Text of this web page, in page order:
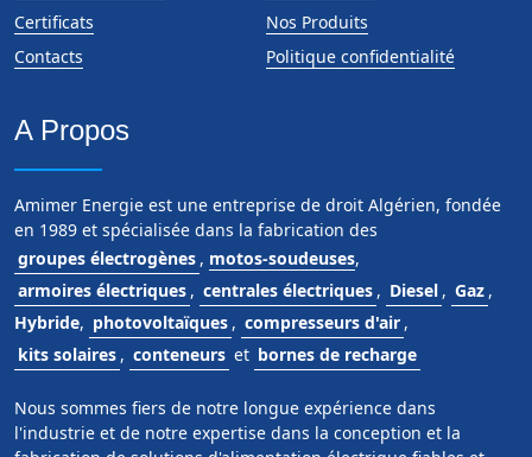
Certificats
Nos Produits
Contacts
Politique confidentialité
A Propos
Amimer Energie est une entreprise de droit Algérien, fondée
en 1989 et spécialisée dans la fabrication des
groupes électrogènes , motos-soudeuses,
armoires électriques , centrales électriques , Diesel , Gaz ,
Hybride, photovoltaïques , compresseurs d'air ,
kits solaires , conteneurs et bornes de recharge
Nous sommes fiers de notre longue expérience dans
l'industrie et de notre expertise dans la conception et la